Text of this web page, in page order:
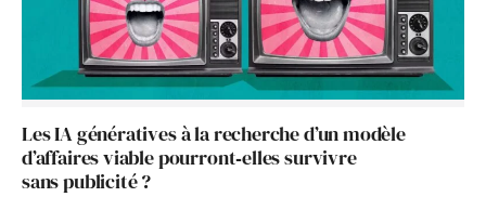
Les IA génératives à la recherche d’un modèle
d’affaires viable pourront‑elles survivre
sans publicité ?